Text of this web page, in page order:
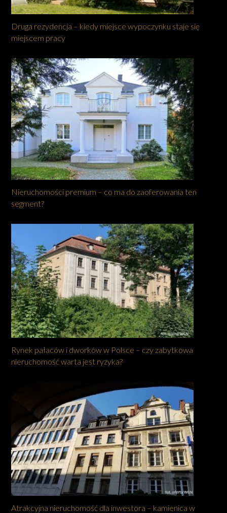
Druga rezydencja – kiedy miejsce wypoczynku staje się
miejscem pracy
Nieruchomości premium – co ma do zaoferowania ten
segment?
Rynek pałaców i dworków w Polsce – czy zabytkowa
nieruchomość warta jest ryzyka?
Atrakcyjna nieruchomość dla inwestora – kamienica w